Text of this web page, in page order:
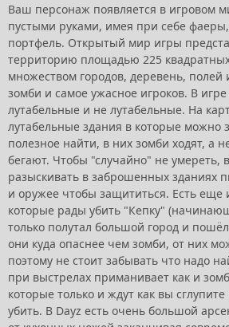
Ваш персонаж появляется в игровом
пустыми руками, имея при себе
портфель. Открытый мир игры
территорию площадью 225
множеством городов, деревень, полей
зомби и самое ужасное игроков. В игре
лутабельные и не лутабельные. На
лутабельные здания в которые можно
полезное найти, в них зомби ходят, а
бегают. Чтобы "случайно" не умереть,
разыскивать в заброшенных зданиях
и оружее чтобы защититься. Есть еще
которые рады убить "Кепку"
только полутал большой город и
они куда опаснее чем зомби, от них
поэтому не стоит забывать что надо
при выстрелах приманивает как и
которые только и ждут как вы
убить. В Dayz есть очень большой